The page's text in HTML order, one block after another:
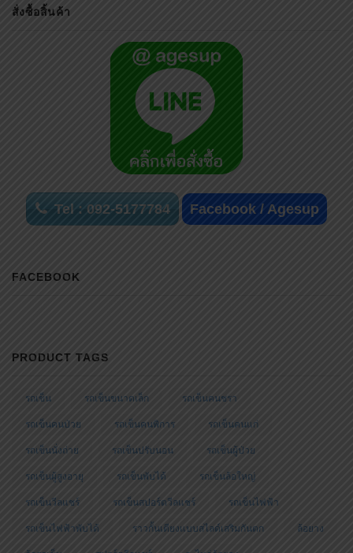
สั่งซื้อสิ้นค้า
Tel : 092-5177784 Facebook / Agesup
FACEBOOK
PRODUCT TAGS
รถเข็น รถเข็นขนาดเล็ก รถเข็นคนชรา
รถเข็นคนป่วย รถเข็นคนพิการ รถเข็นคนแก่
รถเข็นนั่งถ่าย รถเข็นปรับนอน รถเข็นผู้ป่วย
รถเข็นผู้สูงอายุ รถเข็นพับได้ รถเข็นล้อใหญ่
รถเข็นวีลแชร์ รถเข็นสปอร์ตวีลแชร์ รถเข็นไฟฟ้า
รถเข็นไฟฟ้าพับได้ ราวกั้นเตียงแบบสไลด์เสริมกันตก ล้อยาง